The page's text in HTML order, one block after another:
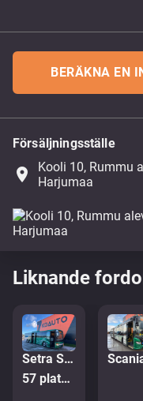
BERÄKNA EN
Försäljningsställe
place
Kooli 10, Rummu
Harjumaa
Liknande
Setra S 417 UL 6x2*4
57 platser / AC / rullstolslift